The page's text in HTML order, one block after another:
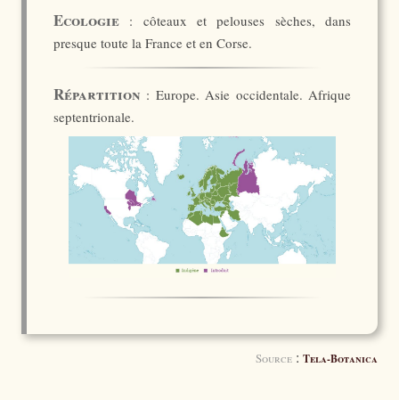
Ecologie : côteaux et pelouses sèches, dans
presque toute la France et en Corse.
Répartition : Europe. Asie occidentale. Afrique
septentrionale.
Source : Tela-Botanica